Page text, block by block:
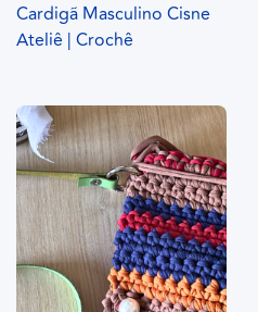
Cardigã Masculino Cisne
Ateliê | Crochê